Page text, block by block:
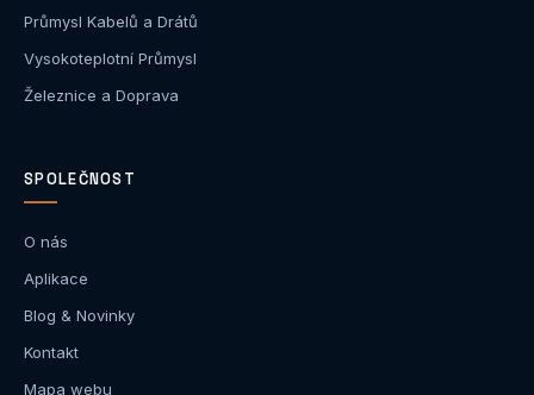
Průmysl Kabelů a Drátů
Vysokoteplotní Průmysl
Železnice a Doprava
SPOLEČNOST
O nás
Aplikace
Blog & Novinky
Kontakt
Mapa webu